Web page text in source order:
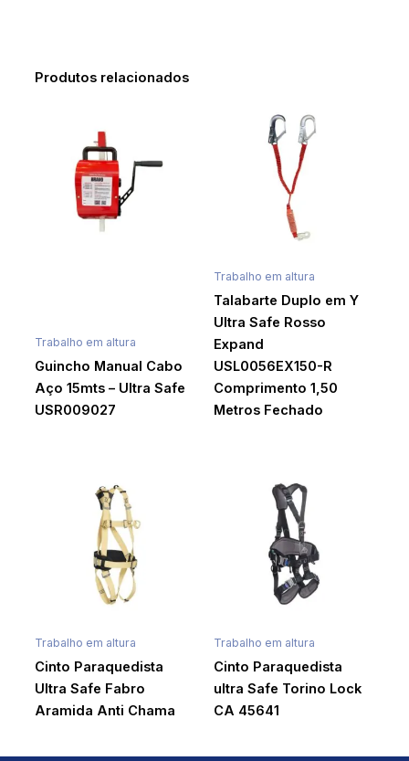
Produtos relacionados
Trabalho em altura
Guincho Manual Cabo
Aço 15mts – Ultra Safe
USR009027
Trabalho em altura
Talabarte Duplo em Y
Ultra Safe Rosso
Expand
USL0056EX150-R
Comprimento 1,50
Metros Fechado
Trabalho em altura
Cinto Paraquedista
Ultra Safe Fabro
Aramida Anti Chama
Trabalho em altura
Cinto Paraquedista
ultra Safe Torino Lock
CA 45641